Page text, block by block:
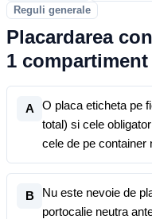
Reguli generale
Placardarea
1
A
O placa eticheta pe
total) si cele
cele de pe container
B
Nu este nevoie de
portocalie neutra